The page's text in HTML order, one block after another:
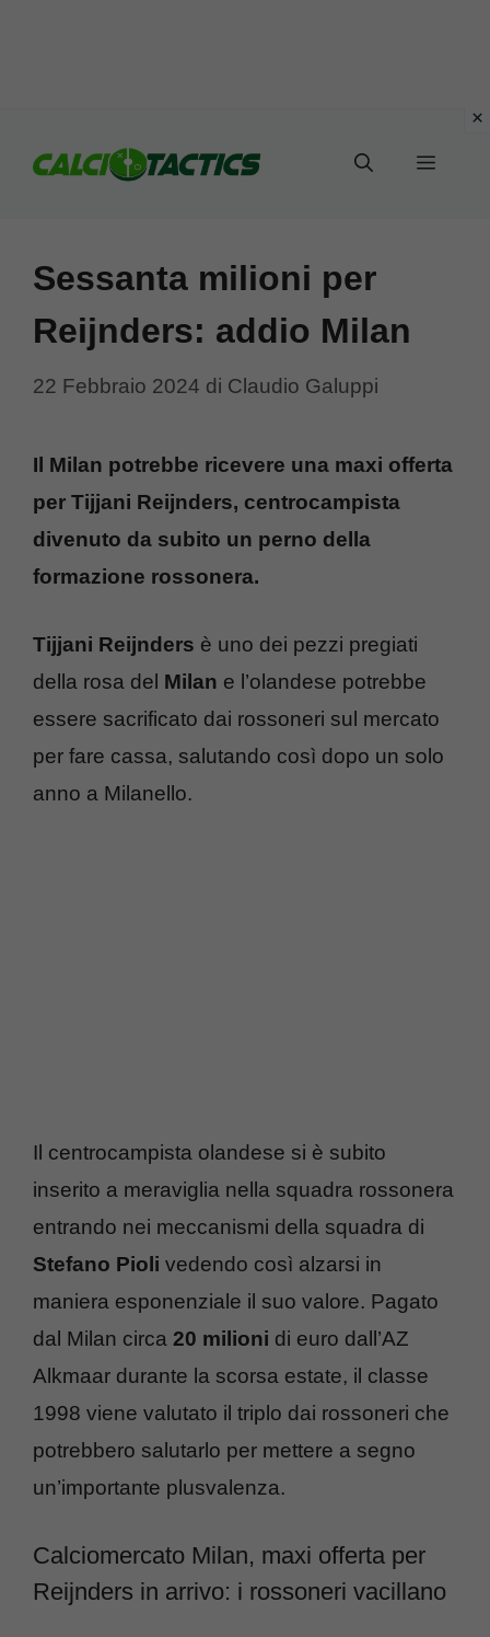
Menu
Sessanta milioni per
Reijnders: addio Milan
22 Febbraio 2024 di Claudio Galuppi
Il Milan potrebbe ricevere una maxi offerta
per Tijjani Reijnders, centrocampista
divenuto da subito un perno della
formazione rossonera.
Tijjani Reijnders è uno dei pezzi pregiati
della rosa del Milan e l’olandese potrebbe
essere sacrificato dai rossoneri sul mercato
per fare cassa, salutando così dopo un solo
anno a Milanello.
Il centrocampista olandese si è subito
inserito a meraviglia nella squadra rossonera
entrando nei meccanismi della squadra di
Stefano Pioli vedendo così alzarsi in
maniera esponenziale il suo valore. Pagato
dal Milan circa 20 milioni di euro dall’AZ
Alkmaar durante la scorsa estate, il classe
1998 viene valutato il triplo dai rossoneri che
potrebbero salutarlo per mettere a segno
un’importante plusvalenza.
Calciomercato Milan, maxi offerta per
Reijnders in arrivo: i rossoneri vacillano